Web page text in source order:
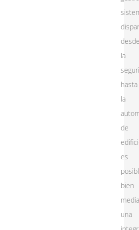
la
hasta
la
de
es
bien
una